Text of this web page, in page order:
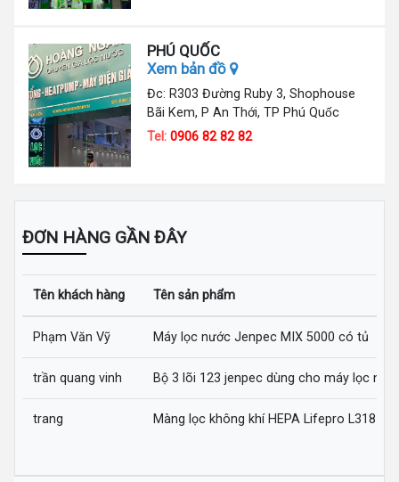
PHÚ QUỐC
Xem bản đồ
Đc: R303 Đường Ruby 3, Shophouse
Bãi Kem, P An Thới, TP Phú Quốc
Tel:0906 82 82 82
ĐƠN HÀNG GẦN ĐÂY
Tên khách hàng Tên sản phẩm
Phạm Văn Vỹ Máy lọc nước Jenpec MIX 5000 có tủ
trần quang vinh Bộ 3 lõi 123 jenpec dùng cho máy lọc
trang Màng lọc không khí HEPA Lifepro L318-AZ